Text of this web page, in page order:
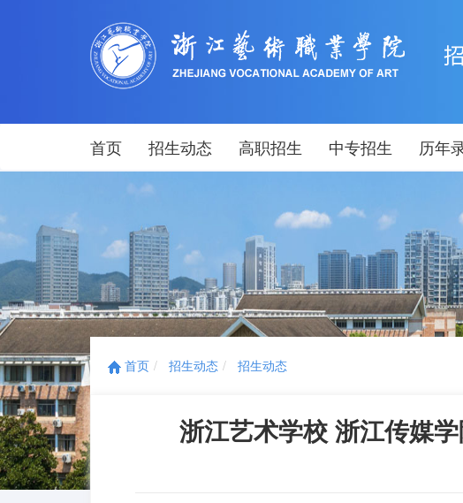
首页 招生动态 高职招生 中专招生 历年
首页 招生动态 招生动态
浙江艺术学校 浙江传媒